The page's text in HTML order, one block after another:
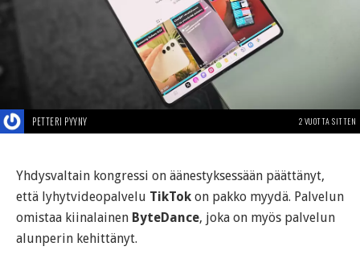
PETTERI PYYNY 2 VUOTTA SITTEN
Yhdysvaltain kongressi on äänestyksessään päättänyt,
että lyhytvideopalvelu TikTok on pakko myydä. Palvelun
omistaa kiinalainen ByteDance, joka on myös palvelun
alunperin kehittänyt.